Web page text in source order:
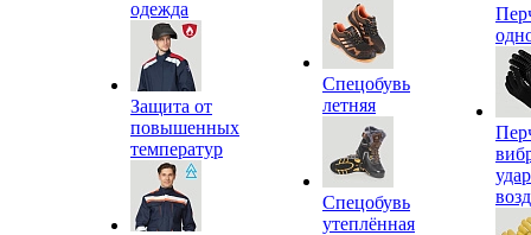
одежда
Защита от
повышенных
температур
Спецобувь
летняя
Спецобувь
утеплённая